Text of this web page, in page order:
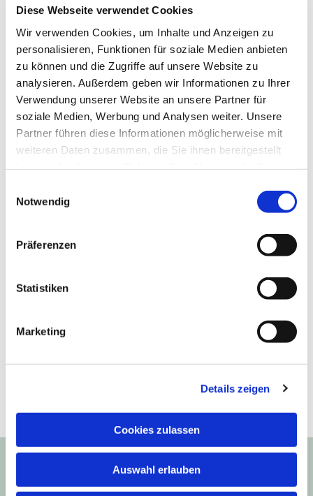
Diese Webseite verwendet Cookies
Wir verwenden Cookies, um Inhalte und Anzeigen zu
personalisieren, Funktionen für soziale Medien anbieten
zu können und die Zugriffe auf unsere Website zu
analysieren. Außerdem geben wir Informationen zu Ihrer
Verwendung unserer Website an unsere Partner für
soziale Medien, Werbung und Analysen weiter. Unsere
Partner führen diese Informationen möglicherweise mit
weiteren Daten zusammen, die Sie ihnen bereitgestellt
Notwendig
Präferenzen
Statistiken
Marketing
Details zeigen
Cookies zulassen
Auswahl erlauben
Dies könnte Sie auch
interessieren
Ev.-Luth. Kirchengemeinde Haspe